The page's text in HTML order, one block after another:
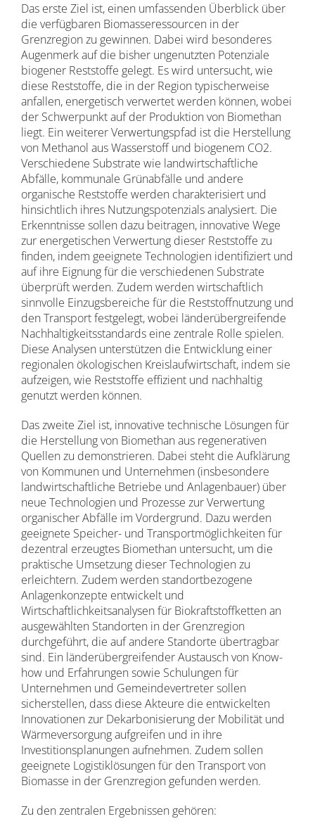
Das erste Ziel ist, einen umfassenden Überblick über
die verfügbaren Biomasseressourcen in der
Grenzregion zu gewinnen. Dabei wird besonderes
Augenmerk auf die bisher ungenutzten Potenziale
biogener Reststoffe gelegt. Es wird untersucht, wie
diese Reststoffe, die in der Region typischerweise
anfallen, energetisch verwertet werden können, wobei
der Schwerpunkt auf der Produktion von Biomethan
liegt. Ein weiterer Verwertungspfad ist die Herstellung
von Methanol aus Wasserstoff und biogenem CO2.
Verschiedene Substrate wie landwirtschaftliche
Abfälle, kommunale Grünabfälle und andere
organische Reststoffe werden charakterisiert und
hinsichtlich ihres Nutzungspotenzials analysiert. Die
Erkenntnisse sollen dazu beitragen, innovative Wege
zur energetischen Verwertung dieser Reststoffe zu
finden, indem geeignete Technologien identifiziert und
auf ihre Eignung für die verschiedenen Substrate
überprüft werden. Zudem werden wirtschaftlich
sinnvolle Einzugsbereiche für die Reststoffnutzung und
den Transport festgelegt, wobei länderübergreifende
Nachhaltigkeitsstandards eine zentrale Rolle spielen.
Diese Analysen unterstützen die Entwicklung einer
regionalen ökologischen Kreislaufwirtschaft, indem sie
aufzeigen, wie Reststoffe effizient und nachhaltig
genutzt werden können.
Das zweite Ziel ist, innovative technische Lösungen für
die Herstellung von Biomethan aus regenerativen
Quellen zu demonstrieren. Dabei steht die Aufklärung
von Kommunen und Unternehmen (insbesondere
landwirtschaftliche Betriebe und Anlagenbauer) über
neue Technologien und Prozesse zur Verwertung
organischer Abfälle im Vordergrund. Dazu werden
geeignete Speicher- und Transportmöglichkeiten für
dezentral erzeugtes Biomethan untersucht, um die
praktische Umsetzung dieser Technologien zu
erleichtern. Zudem werden standortbezogene
Anlagenkonzepte entwickelt und
Wirtschaftlichkeitsanalysen für Biokraftstoffketten an
ausgewählten Standorten in der Grenzregion
durchgeführt, die auf andere Standorte übertragbar
sind. Ein länderübergreifender Austausch von Know-
how und Erfahrungen sowie Schulungen für
Unternehmen und Gemeindevertreter sollen
sicherstellen, dass diese Akteure die entwickelten
Innovationen zur Dekarbonisierung der Mobilität und
Wärmeversorgung aufgreifen und in ihre
Investitionsplanungen aufnehmen. Zudem sollen
geeignete Logistiklösungen für den Transport von
Biomasse in der Grenzregion gefunden werden.
Zu den zentralen Ergebnissen gehören: